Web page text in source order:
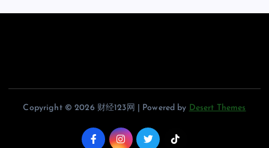
Copyright © 2026 财经123网 | Powered by Desert Themes